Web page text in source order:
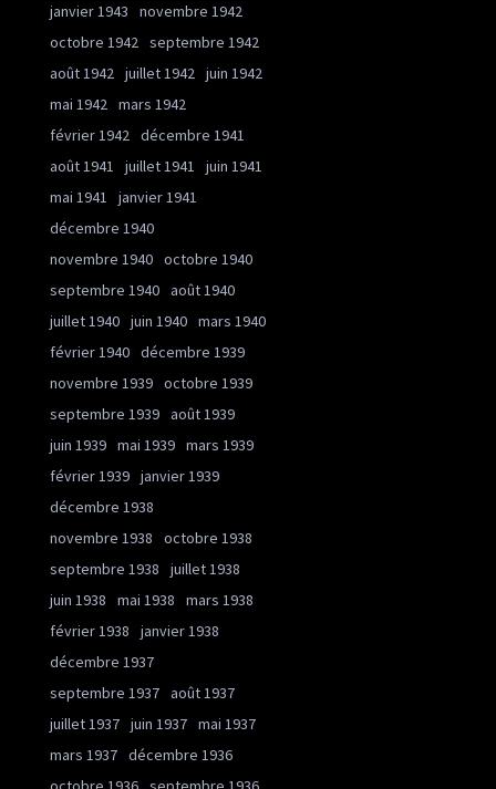
janvier 1943
novembre 1942
octobre 1942 septembre 1942
août 1942 juillet 1942 juin 1942
mai 1942 mars 1942
février 1942 décembre 1941
août 1941
juillet 1941
juin 1941
mai 1941
janvier 1941
décembre 1940
novembre 1940 octobre 1940
septembre 1940 août 1940
juillet 1940 juin 1940 mars 1940
février 1940 décembre 1939
novembre 1939 octobre 1939
septembre 1939 août 1939
juin 1939 mai 1939 mars 1939
février 1939 janvier 1939
décembre 1938
novembre 1938
octobre 1938
septembre 1938
juillet 1938
juin 1938
mai 1938
mars 1938
février 1938
janvier 1938
décembre 1937
septembre 1937 août 1937
juillet 1937 juin 1937 mai 1937
mars 1937 décembre 1936